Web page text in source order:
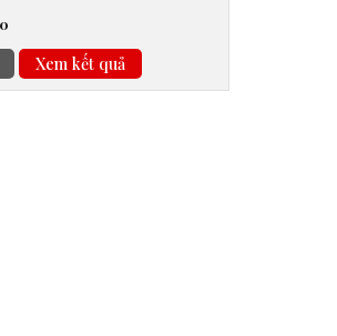
Xem kết quả